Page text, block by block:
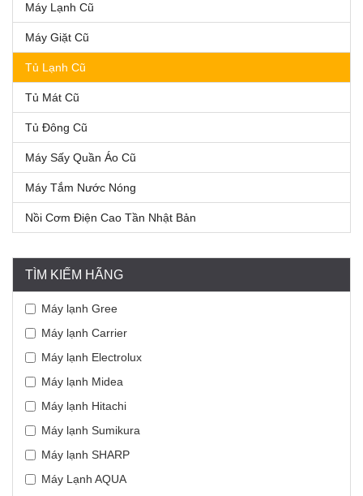
Máy Lạnh Cũ
Máy Giặt Cũ
Tủ Lạnh Cũ
Tủ Mát Cũ
Tủ Đông Cũ
Máy Sấy Quần Áo Cũ
Máy Tắm Nước Nóng
Nồi Cơm Điện Cao Tần Nhật Bản
TÌM KIẾM HÃNG
Máy lạnh Gree
Máy lạnh Carrier
Máy lạnh Electrolux
Máy lạnh Midea
Máy lạnh Hitachi
Máy lạnh Sumikura
Máy lạnh SHARP
Máy Lạnh AQUA